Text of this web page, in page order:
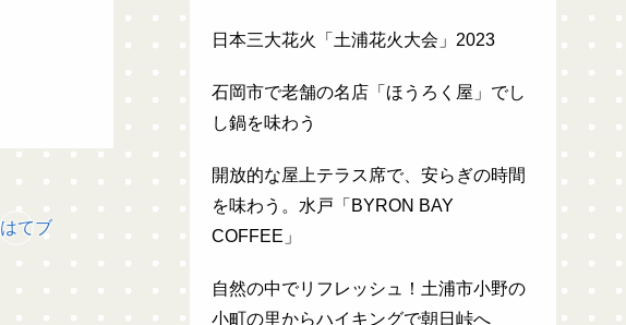
はてブ
日本三大花火「土浦花火大会」2023
石岡市で老舗の名店「ほうろく屋」でし
し鍋を味わう
開放的な屋上テラス席で、安らぎの時間
を味わう。水戸「BYRON BAY
COFFEE」
自然の中でリフレッシュ！土浦市小野の
小町の里からハイキングで朝日峠へ